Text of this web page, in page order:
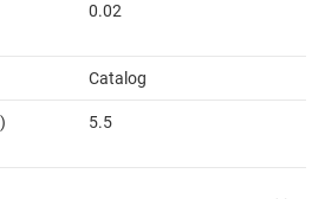
0.02
Catalog
5.5